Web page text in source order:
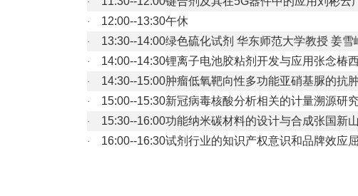
· 12:00--13:30午休
· 13:30--14:00绿色硫化试剂 华东师范大学教授 姜雪
· 14:00--14:30锂离子电池胶粘剂开发与应用张念椿
· 14:30--15:00肿瘤低氧靶向性多功能亚硝基脲的抗
· 15:00--15:30新冠病毒核酸分析相关的计量溯源研
· 15:30--16:00功能纳米碳材料的设计与合成张国新
· 16:00--16:30试剂行业的知识产权意识和品牌效应